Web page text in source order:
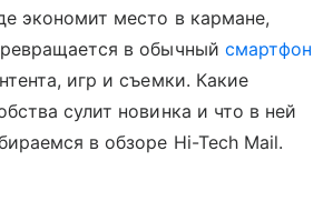
экономит место в кармане,
в обычный смартфон
игр и съемки. Какие
сулит новинка и что в ней
в обзоре Hi-Tech Mail.